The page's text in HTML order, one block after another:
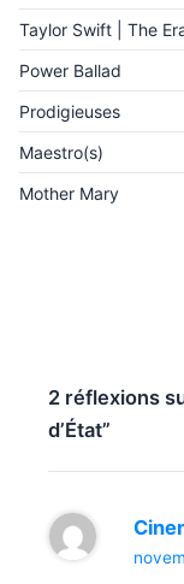
Taylor Swift | The
Power Ballad
Prodigieuses
Maestro(s)
Mother Mary
2 réflexions
d’État”